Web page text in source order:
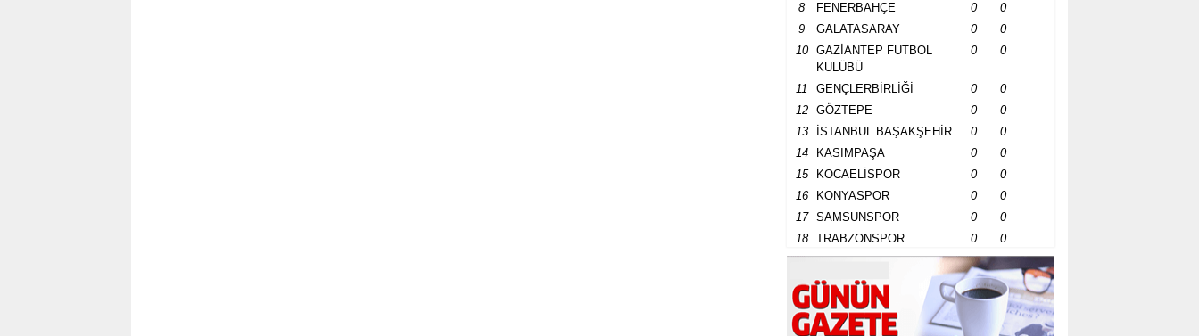
8
FENERBAHÇE 0
0
9
GALATASARAY 0
0
10
GAZİANTEP FUTBOL
KULÜBÜ
0 0
11 GENÇLERBİRLİĞİ 0
0
12
GÖZTEPE 0
0
13
İSTANBUL BAŞAKŞEHİR 0
0
14
KASIMPAŞA 0
0
15
KOCAELİSPOR 0
0
16
KONYASPOR 0
0
17
SAMSUNSPOR 0
0
18
TRABZONSPOR 0 0